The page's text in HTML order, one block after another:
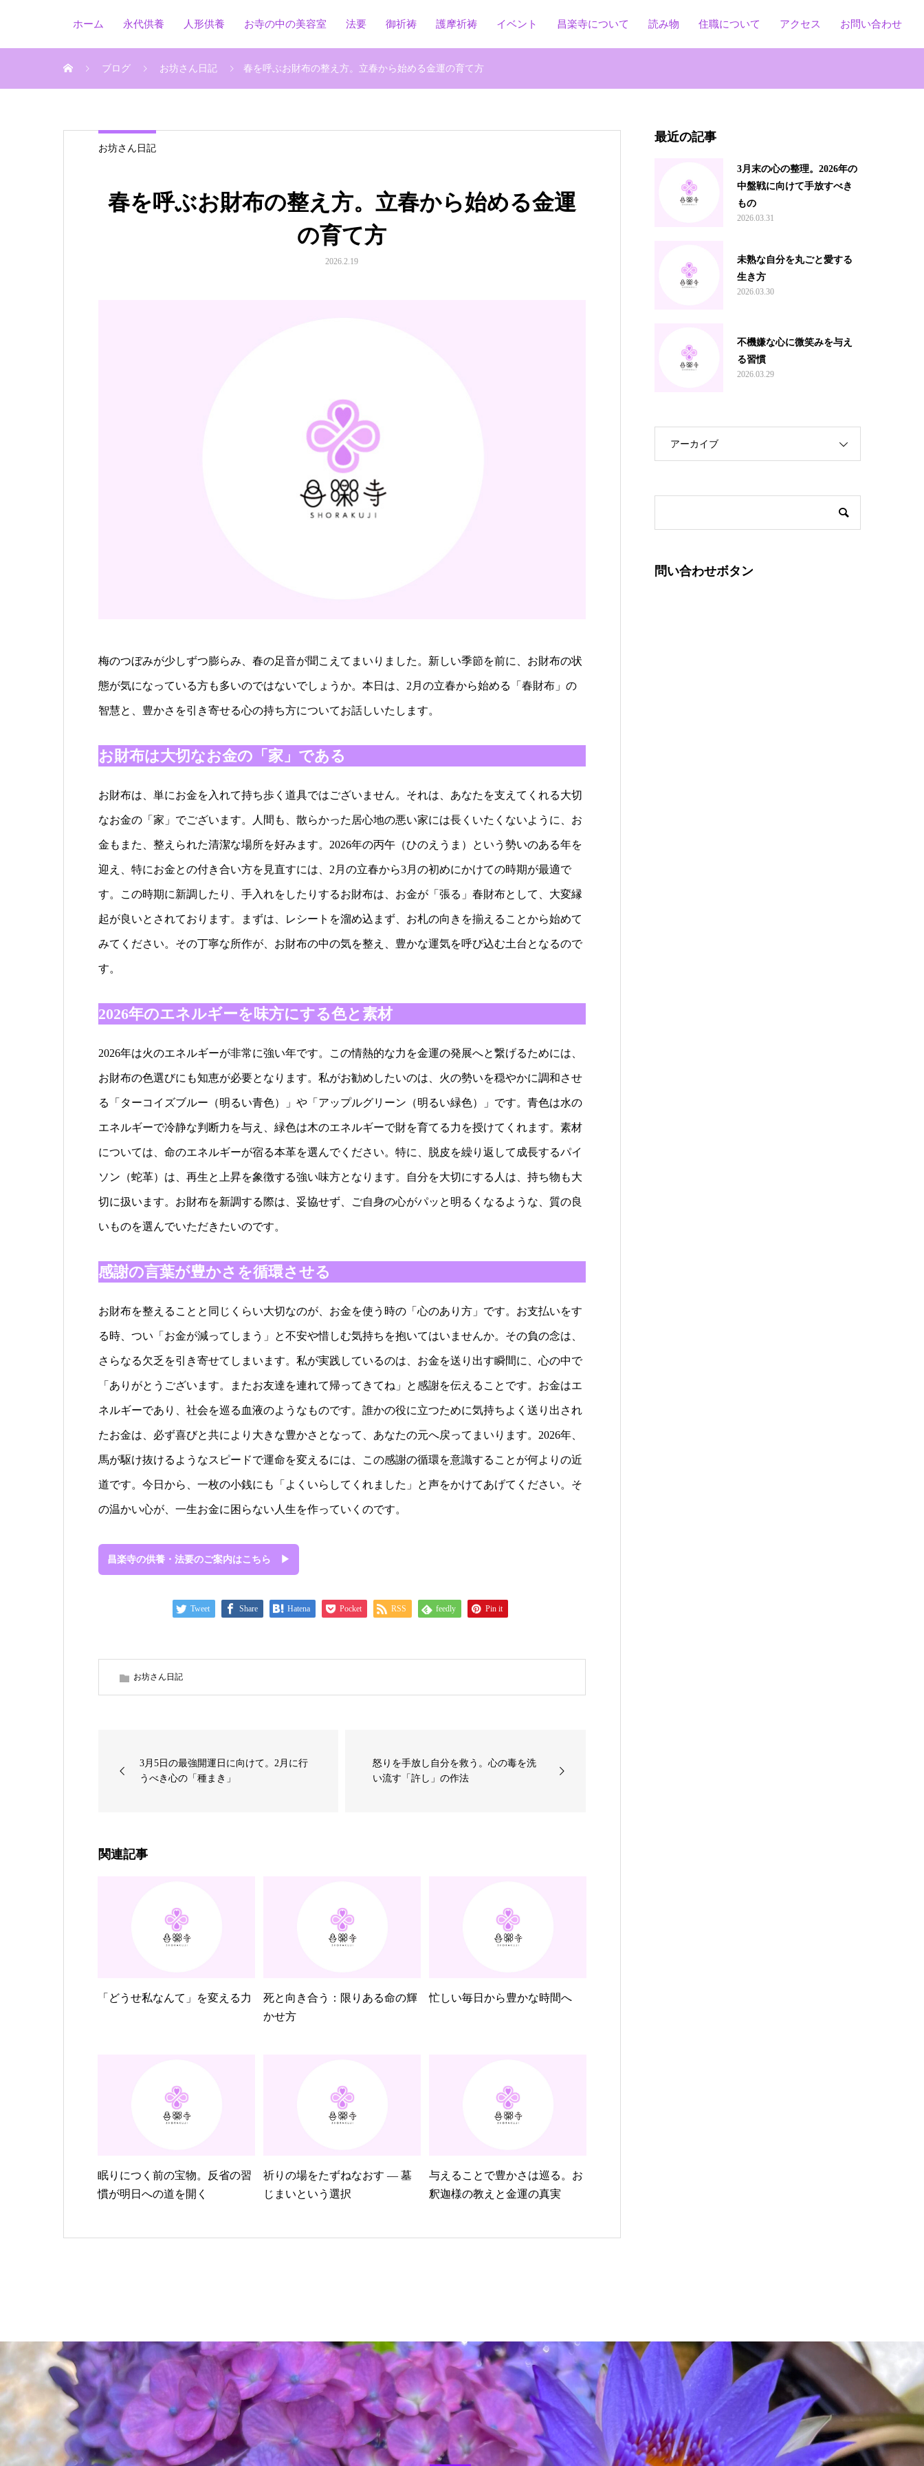
ホーム 永代供養 人形供養 お寺の中の美容室 法要 御祈祷 護摩祈祷 イベント 昌楽寺について 読み物 住職について アクセス お問い合わせ
ブログ お坊さん日記 春を呼ぶお財布の整え方。立春から始める金運の育て方
お坊さん日記
春を呼ぶお財布の整え方。立春から始める金運
の育て方
2026.2.19
梅のつぼみが少しずつ膨らみ、春の足音が聞こえてまいりました。新しい季節を前に、お財布の状
態が気になっている方も多いのではないでしょうか。本日は、2月の立春から始める「春財布」の
智慧と、豊かさを引き寄せる心の持ち方についてお話しいたします。
お財布は大切なお金の「家」である
お財布は、単にお金を入れて持ち歩く道具ではございません。それは、あなたを支えてくれる大切
なお金の「家」でございます。人間も、散らかった居心地の悪い家には長くいたくないように、お
金もまた、整えられた清潔な場所を好みます。2026年の丙午（ひのえうま）という勢いのある年を
迎え、特にお金との付き合い方を見直すには、2月の立春から3月の初めにかけての時期が最適で
す。この時期に新調したり、手入れをしたりするお財布は、お金が「張る」春財布として、大変縁
起が良いとされております。まずは、レシートを溜め込まず、お札の向きを揃えることから始めて
みてください。その丁寧な所作が、お財布の中の気を整え、豊かな運気を呼び込む土台となるので
す。
2026年のエネルギーを味方にする色と素材
2026年は火のエネルギーが非常に強い年です。この情熱的な力を金運の発展へと繋げるためには、
お財布の色選びにも知恵が必要となります。私がお勧めしたいのは、火の勢いを穏やかに調和させ
る「ターコイズブルー（明るい青色）」や「アップルグリーン（明るい緑色）」です。青色は水の
エネルギーで冷静な判断力を与え、緑色は木のエネルギーで財を育てる力を授けてくれます。素材
については、命のエネルギーが宿る本革を選んでください。特に、脱皮を繰り返して成長するパイ
ソン（蛇革）は、再生と上昇を象徴する強い味方となります。自分を大切にする人は、持ち物も大
切に扱います。お財布を新調する際は、妥協せず、ご自身の心がパッと明るくなるような、質の良
いものを選んでいただきたいのです。
感謝の言葉が豊かさを循環させる
お財布を整えることと同じくらい大切なのが、お金を使う時の「心のあり方」です。お支払いをす
る時、つい「お金が減ってしまう」と不安や惜しむ気持ちを抱いてはいませんか。その負の念は、
さらなる欠乏を引き寄せてしまいます。私が実践しているのは、お金を送り出す瞬間に、心の中で
「ありがとうございます。またお友達を連れて帰ってきてね」と感謝を伝えることです。お金はエ
ネルギーであり、社会を巡る血液のようなものです。誰かの役に立つために気持ちよく送り出され
たお金は、必ず喜びと共により大きな豊かさとなって、あなたの元へ戻ってまいります。2026年、
馬が駆け抜けるようなスピードで運命を変えるには、この感謝の循環を意識することが何よりの近
道です。今日から、一枚の小銭にも「よくいらしてくれました」と声をかけてあげてください。そ
の温かい心が、一生お金に困らない人生を作っていくのです。
昌楽寺の供養・法要のご案内はこちら ▶
Tweet Share Hatena Pocket RSS feedly Pin it
お坊さん日記
3月5日の最強開運日に向けて。2月に行
うべき心の「種まき」
怒りを手放し自分を救う。心の毒を洗
い流す「許し」の作法
関連記事
「どうせ私なんて」を変える力
死と向き合う：限りある命の輝
かせ方
忙しい毎日から豊かな時間へ
眠りにつく前の宝物。反省の習
慣が明日への道を開く
祈りの場をたずねなおす ― 墓
じまいという選択
与えることで豊かさは巡る。お
釈迦様の教えと金運の真実
最近の記事
3月末の心の整理。2026年の
中盤戦に向けて手放すべき
もの
2026.03.31
未熟な自分を丸ごと愛する
生き方
2026.03.30
不機嫌な心に微笑みを与え
る習慣
2026.03.29
アーカイブ
問い合わせボタン